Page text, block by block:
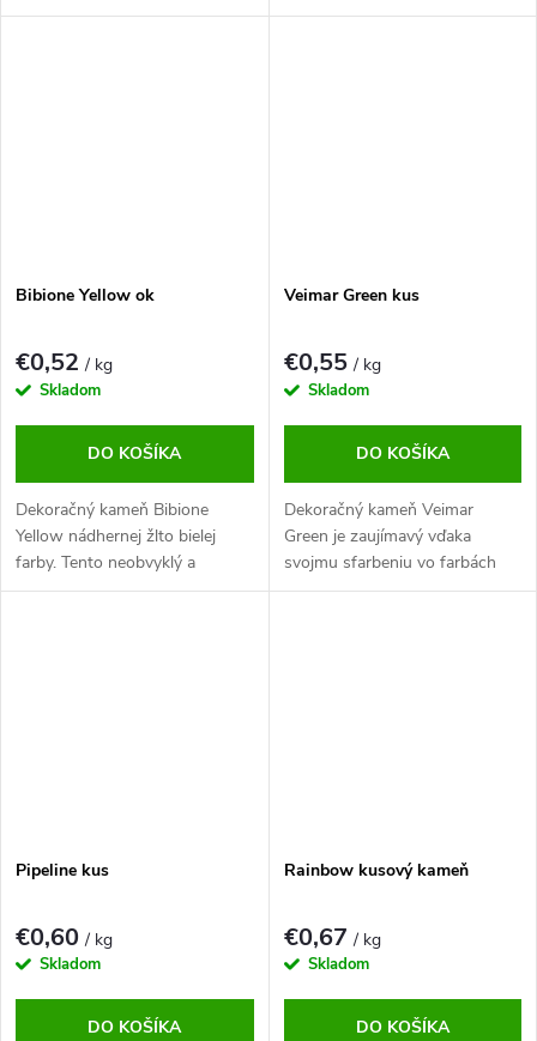
doplnkom do záhrady.
prirodzene rozjasní záhradu
Bibione Yellow ok
€0,52/ kg
Skladom
DO KOŠÍKA
Dekoračný kameň Bibione
Yellow nádhernej žlto bielej
farby. Tento neobvyklý a
pútavý okrasný kameň určite
Veimar Green kus
€0,55/ kg
Skladom
DO KOŠÍKA
Dekoračný kameň Veimar
Green je zaujímavý vďaka
svojmu sfarbeniu vo farbách
zelená, čierna a biela s
Pipeline kus
€0,60/ kg
Skladom
DO KOŠÍKA
Rainbow kusový kameň
€0,67/ kg
Skladom
DO KOŠÍKA